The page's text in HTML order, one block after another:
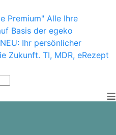
Premium" Alle Ihre
Basis der egeko
Ihr persönlicher
Zukunft. TI, MDR, eRezept
≡